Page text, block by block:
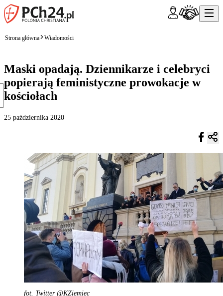
Strona główna Wiadomości
Maski opadają. Dziennikarze i celebryci
popierają feministyczne prowokacje w
kościołach
25 października 2020
fot. Twitter @KZiemiec